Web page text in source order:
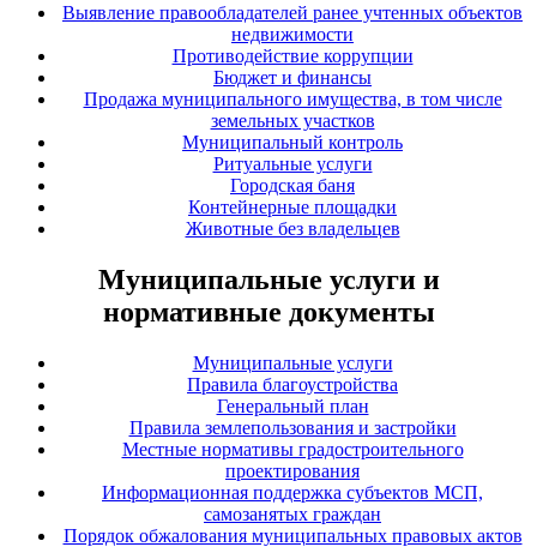
Выявление правообладателей ранее учтенных объектов
недвижимости
Противодействие коррупции
Бюджет и финансы
Продажа муниципального имущества, в том числе
земельных участков
Муниципальный контроль
Ритуальные услуги
Городская баня
Контейнерные площадки
Животные без владельцев
Муниципальные услуги и
нормативные документы
Муниципальные услуги
Правила благоустройства
Генеральный план
Правила землепользования и застройки
Местные нормативы градостроительного
проектирования
Информационная поддержка субъектов МСП,
самозанятых граждан
Порядок обжалования муниципальных правовых актов